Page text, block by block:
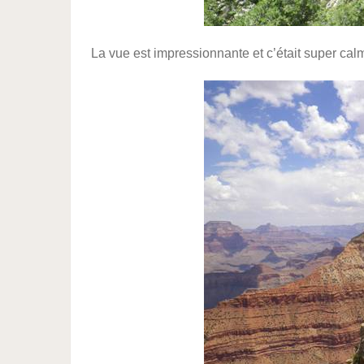
La vue est impressionnante et c’était super